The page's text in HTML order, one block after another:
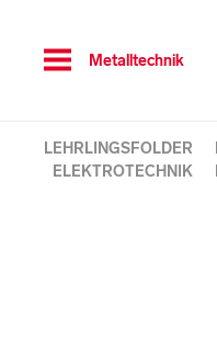
Toggle
navigation
Metalltechnik
LEHRLINGSFOLDER
ELEKTROTECHNIK